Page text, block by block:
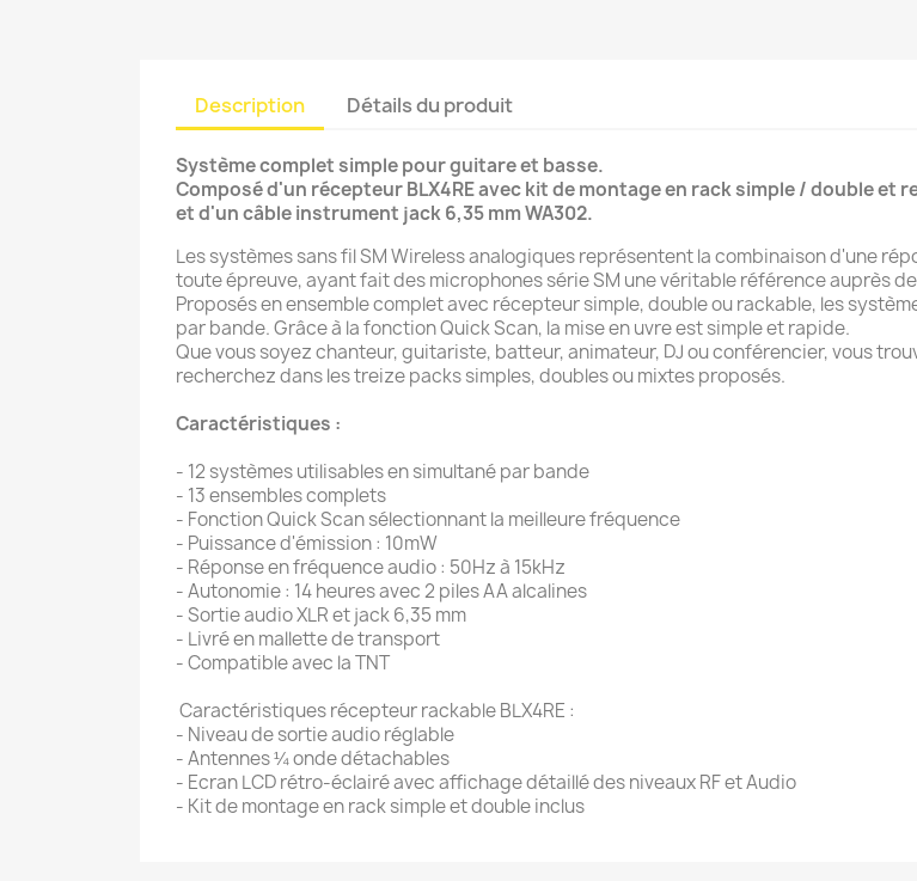
Description Détails du produit
Système complet simple pour guitare et basse.
Composé d'un récepteur BLX4RE avec kit de montage en rack simple / double
et d'un câble instrument jack 6,35 mm WA302.
Les systèmes sans fil SM Wireless analogiques représentent la combinaison d'une
toute épreuve, ayant fait des microphones série SM une véritable référence auprès
Proposés en ensemble complet avec récepteur simple, double ou rackable, les
par bande. Grâce à la fonction Quick Scan, la mise en uvre est simple et rapide.
Que vous soyez chanteur, guitariste, batteur, animateur, DJ ou conférencier, vous
recherchez dans les treize packs simples, doubles ou mixtes proposés.
Caractéristiques :
- 12 systèmes utilisables en simultané par bande
- 13 ensembles complets
- Fonction Quick Scan sélectionnant la meilleure fréquence
- Puissance d'émission : 10mW
- Réponse en fréquence audio : 50Hz à 15kHz
- Autonomie : 14 heures avec 2 piles AA alcalines
- Sortie audio XLR et jack 6,35 mm
- Livré en mallette de transport
- Compatible avec la TNT
Caractéristiques récepteur rackable BLX4RE :
- Niveau de sortie audio réglable
- Antennes ¼ onde détachables
- Ecran LCD rétro-éclairé avec affichage détaillé des niveaux RF et Audio
- Kit de montage en rack simple et double inclus